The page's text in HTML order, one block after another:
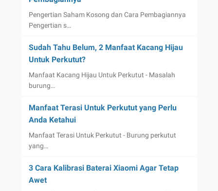
Pengertian Saham Kosong dan Cara Pembagiannya
Pengertian s…
Sudah Tahu Belum, 2 Manfaat Kacang Hijau
Untuk Perkutut?
Manfaat Kacang Hijau Untuk Perkutut - Masalah
burung…
Manfaat Terasi Untuk Perkutut yang Perlu
Anda Ketahui
Manfaat Terasi Untuk Perkutut - Burung perkutut
yang…
3 Cara Kalibrasi Baterai Xiaomi Agar Tetap
Awet